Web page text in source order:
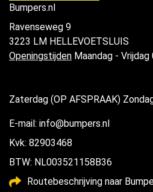
Bumpers.nl
Ravenseweg 9
3223 LM HELLEVOETSLUIS
Openingstijden Maandag -
Zaterdag (OP AFSPRAAK)
E-mail: info@bumpers.nl
Kvk: 82903468
BTW: NL003521158B36
Routebeschrijving naar